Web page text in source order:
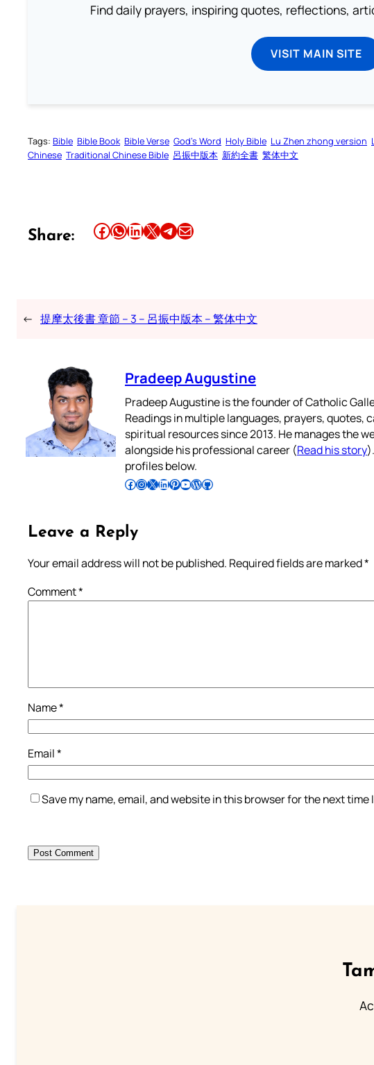
Find daily prayers, inspiring quotes, reflections,
VISIT MAIN SITE
Tags: Bible Bible Book Bible Verse God’s Word Holy Bible Lu Zhen zhong version
Chinese Traditional Chinese Bible 呂振中版本 新約全書 繁体中文
Share: Share this article on Facebook Share this article on WhatsApp Share this article on LinkedIn Share this article on X Share this article on TelegramEmail this Article
← 提摩太後書 章節 – 3 – 呂振中版本 – 繁体中文
Pradeep Augustine
Pradeep Augustine is the founder of Catholic
Readings in multiple languages, prayers,
spiritual resources since 2013. He manages the
alongside his professional career (Read his story
profiles below.
Follow Pradeep on Facebook Follow Pradeep on InstagramFollow Pradeep on X Follow Pradeep on LinkedIn Follow Pradeep on Pinterest Subscribe to Pradeep’s Youtube Channel Follow Pradeep on WordPress Follow Pradeep on GitHub
Leave a Reply
Your email address will not be published. Required fields are marked*
Comment*
Name*
Email*
Save my name, email, and website in this browser for the next time